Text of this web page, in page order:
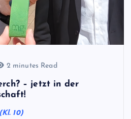
2 minutes Read
– jetzt in der
10)